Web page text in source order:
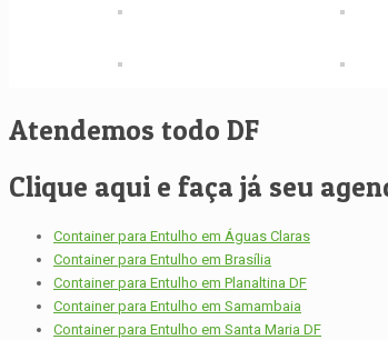
Atendemos todo DF
Clique aqui e faça já seu
Container para Entulho em Águas Claras
Container para Entulho em Brasília
Container para Entulho em Planaltina DF
Container para Entulho em Samambaia
Container para Entulho em Santa Maria DF